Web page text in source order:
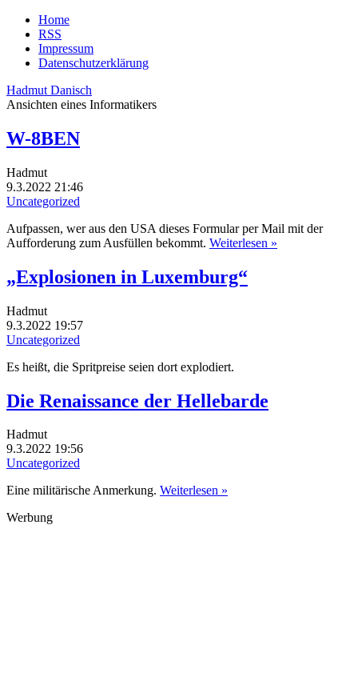
Home
RSS
Impressum
Datenschutzerklärung
Hadmut Danisch
Ansichten eines Informatikers
W-8BEN
Hadmut
9.3.2022 21:46
Uncategorized
Aufpassen, wer aus den USA dieses Formular per Mail mit der
Aufforderung zum Ausfüllen bekommt. Weiterlesen »
„Explosionen in Luxemburg“
Hadmut
9.3.2022 19:57
Uncategorized
Es heißt, die Spritpreise seien dort explodiert.
Die Renaissance der Hellebarde
Hadmut
9.3.2022 19:56
Uncategorized
Eine militärische Anmerkung. Weiterlesen »
Werbung